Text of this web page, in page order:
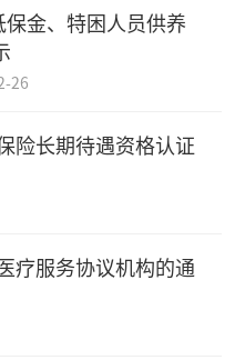
金、特困人员供养
26
险长期待遇资格认证
疗服务协议机构的通